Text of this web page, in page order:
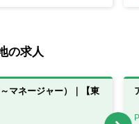
の求人
マネージャー）｜【東